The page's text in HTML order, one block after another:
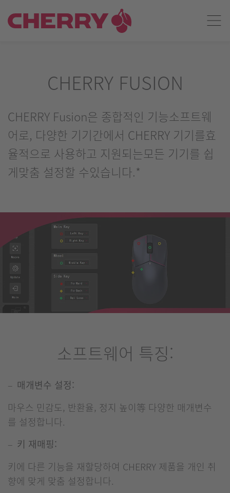
CHERRY FUSION
CHERRY Fusion은 종합적인 기능소프트웨
어로, 다양한 기기간에서 CHERRY 기기를효
율적으로 사용하고 지원되는모든 기기를 쉽
게맞춤 설정할 수있습니다.*
소프트웨어 특징:
매개변수 설정:
마우스 민감도, 반환율, 정지 높이等 다양한 매개변수
를 설정합니다.
키 재매핑:
키에 다른 기능을 재할당하여 CHERRY 제품을 개인 취
향에 맞게 맞춤 설정합니다.